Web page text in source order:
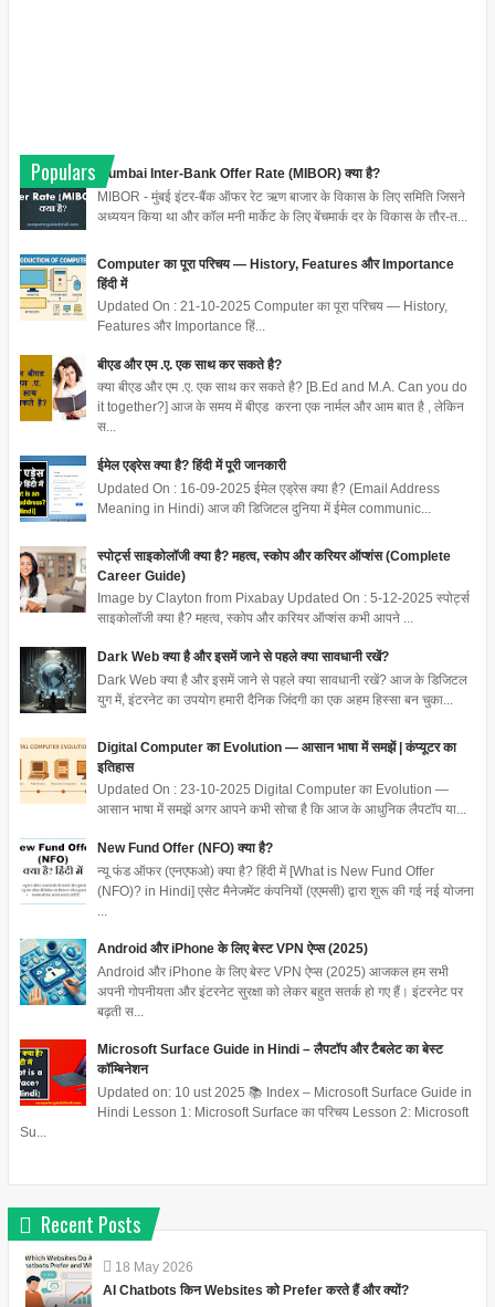
Populars
Mumbai Inter-Bank Offer Rate (MIBOR) क्या है?
MIBOR - मुंबई इंटर-बैंक ऑफर रेट ऋण बाजार के विकास के लिए समिति जिसने
अध्ययन किया था और कॉल मनी मार्केट के लिए बेंचमार्क दर के विकास के तौर-त...
Computer का पूरा परिचय — History, Features और Importance
हिंदी में
Updated On : 21-10-2025 Computer का पूरा परिचय — History,
Features और Importance हिं...
बीएड और एम .ए. एक साथ कर सकते है?
क्या बीएड और एम .ए. एक साथ कर सकते है? [B.Ed and M.A. Can you do
it together?] आज के समय में बीएड करना एक नार्मल और आम बात है , लेकिन
स...
ईमेल एड्रेस क्या है? हिंदी में पूरी जानकारी
Updated On : 16-09-2025 ईमेल एड्रेस क्या है? (Email Address
Meaning in Hindi) आज की डिजिटल दुनिया में ईमेल communic...
स्पोर्ट्स साइकोलॉजी क्या है? महत्व, स्कोप और करियर ऑप्शंस (Complete
Career Guide)
Image by Clayton from Pixabay Updated On : 5-12-2025 स्पोर्ट्स
साइकोलॉजी क्या है? महत्व, स्कोप और करियर ऑप्शंस कभी आपने ...
Dark Web क्या है और इसमें जाने से पहले क्या सावधानी रखें?
Dark Web क्या है और इसमें जाने से पहले क्या सावधानी रखें? आज के डिजिटल
युग में, इंटरनेट का उपयोग हमारी दैनिक जिंदगी का एक अहम हिस्सा बन चुका...
Digital Computer का Evolution — आसान भाषा में समझें | कंप्यूटर का
इतिहास
Updated On : 23-10-2025 Digital Computer का Evolution —
आसान भाषा में समझें अगर आपने कभी सोचा है कि आज के आधुनिक लैपटॉप या...
New Fund Offer (NFO) क्या है?
न्यू फंड ऑफर (एनएफओ) क्या है? हिंदी में [What is New Fund Offer
(NFO)? in Hindi] एसेट मैनेजमेंट कंपनियों (एएमसी) द्वारा शुरू की गई नई योजना
Android और iPhone के लिए बेस्ट VPN ऐप्स (2025)
Android और iPhone के लिए बेस्ट VPN ऐप्स (2025) आजकल हम सभी
अपनी गोपनीयता और इंटरनेट सुरक्षा को लेकर बहुत सतर्क हो गए हैं। इंटरनेट पर
बढ़ती स...
Microsoft Surface Guide in Hindi – लैपटॉप और टैबलेट का बेस्ट
कॉम्बिनेशन
Updated on: 10 ust 2025 📚 Index – Microsoft Surface Guide in
Hindi Lesson 1: Microsoft Surface का परिचय Lesson 2: Microsoft
Su...
Recent Posts
18 May 2026
AI Chatbots किन Websites को Prefer करते हैं और क्यों?